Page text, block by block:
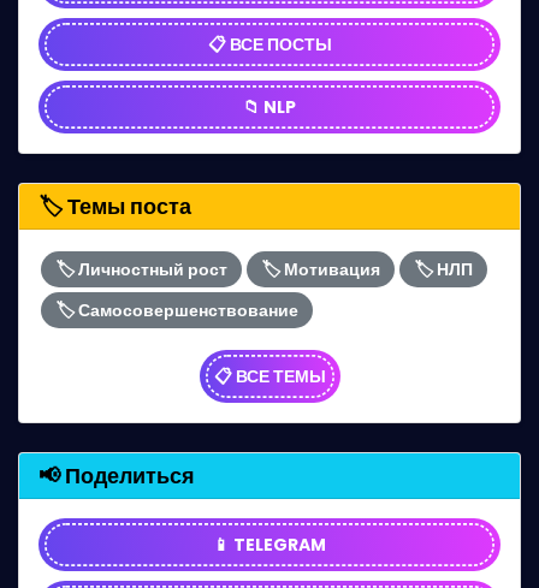
📋 ВСЕ ПОСТЫ
📁 NLP
🏷️ Темы поста
🏷️ Личностный рост 🏷️ Мотивация
🏷️ НЛП
🏷️ Самосовершенствование
📋 ВСЕ ТЕМЫ
📢 Поделиться
📱 TELEGRAM